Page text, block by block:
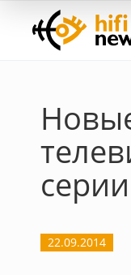
22.09.2014